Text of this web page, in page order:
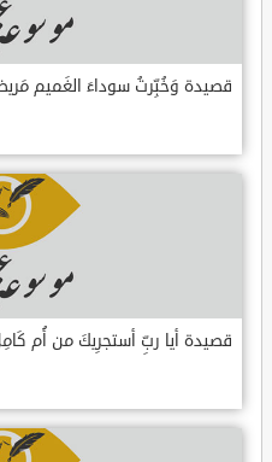
قصيدة وَخُبِّرتُ سوداءَ الغَميم
قصيدة أيا ربِّ أستجرِيكَ من أُم